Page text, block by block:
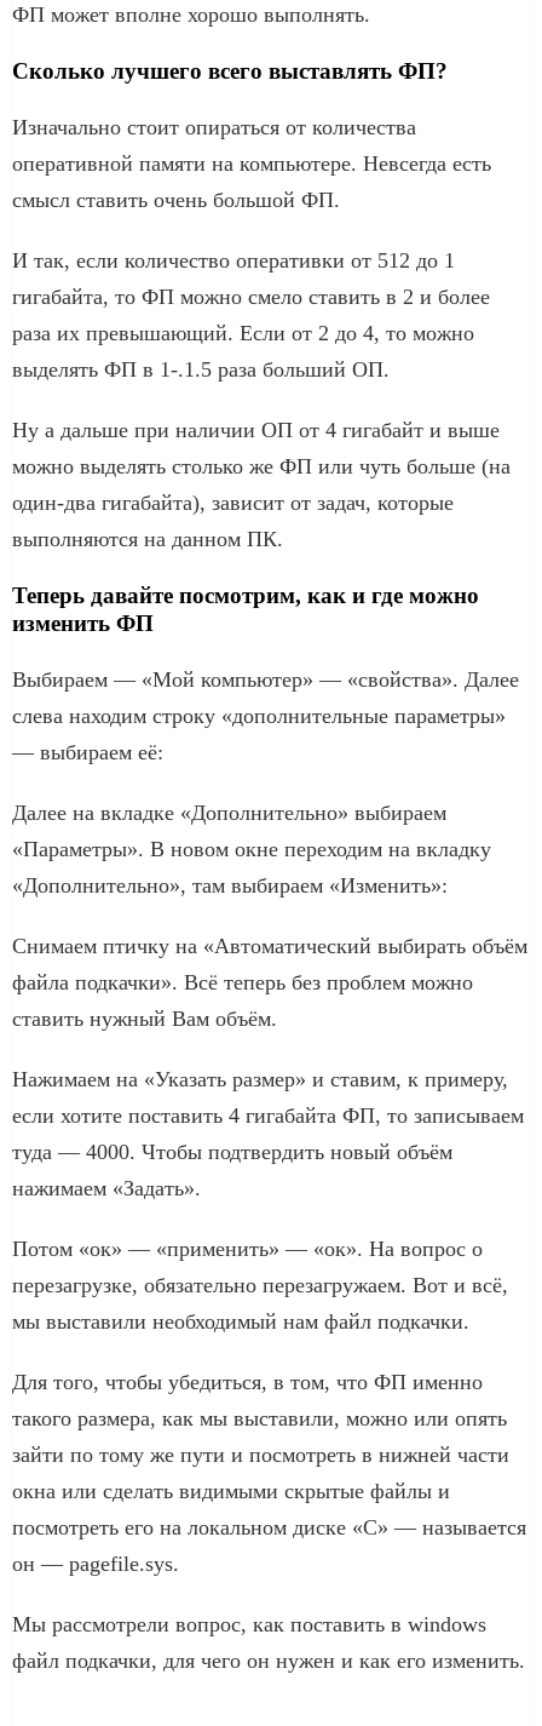
ФП может вполне хорошо выполнять.
Сколько лучшего всего выставлять ФП?
Изначально стоит опираться от количества
оперативной памяти на компьютере. Невсегда есть
смысл ставить очень большой ФП.
И так, если количество оперативки от 512 до 1
гигабайта, то ФП можно смело ставить в 2 и более
раза их превышающий. Если от 2 до 4, то можно
выделять ФП в 1-.1.5 раза больший ОП.
Ну а дальше при наличии ОП от 4 гигабайт и выше
можно выделять столько же ФП или чуть больше (на
один-два гигабайта), зависит от задач, которые
выполняются на данном ПК.
Теперь давайте посмотрим, как и где можно
изменить ФП
Выбираем — «Мой компьютер» — «свойства». Далее
слева находим строку «дополнительные параметры»
— выбираем её:
Далее на вкладке «Дополнительно» выбираем
«Параметры». В новом окне переходим на вкладку
«Дополнительно», там выбираем «Изменить»:
Снимаем птичку на «Автоматический выбирать объём
файла подкачки». Всё теперь без проблем можно
ставить нужный Вам объём.
Нажимаем на «Указать размер» и ставим, к примеру,
если хотите поставить 4 гигабайта ФП, то записываем
туда — 4000. Чтобы подтвердить новый объём
нажимаем «Задать».
Потом «ок» — «применить» — «ок». На вопрос о
перезагрузке, обязательно перезагружаем. Вот и всё,
мы выставили необходимый нам файл подкачки.
Для того, чтобы убедиться, в том, что ФП именно
такого размера, как мы выставили, можно или опять
зайти по тому же пути и посмотреть в нижней части
окна или сделать видимыми скрытые файлы и
посмотреть его на локальном диске «С» — называется
он — pagefile.sys.
Мы рассмотрели вопрос, как поставить в windows
файл подкачки, для чего он нужен и как его изменить.